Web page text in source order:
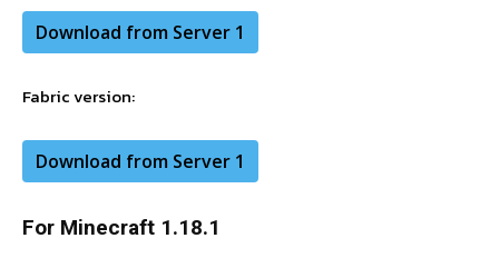
Download from Server 1
Fabricversion:
Download from Server 1
For Minecraft 1.18.1